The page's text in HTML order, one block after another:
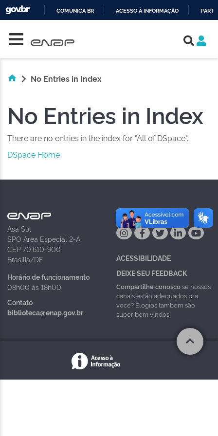
COMUNICA BR ACESSO À INFORMAÇÃO
No Entries in Index
No Entries in Index
There are no entries in the index for "All of DSpace".
DSpace Home
Asa Sul
SPO Área Especial 2-A
CEP 70.610-900
Brasília/DF
Horário de funcionamento
08h00 às 18h00
Contato
biblioteca@enap.gov.br
NAS REDES
ACESSIBILIDADE
DEIXE SEU FEEDBACK
Compartilhe conoscose nossos
canais estão adequados pra
você? Elogios também são
super bem vindos!